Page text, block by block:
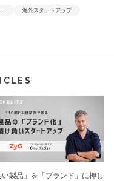
海外スタートアップ
い製品」を「ブランド」に押し